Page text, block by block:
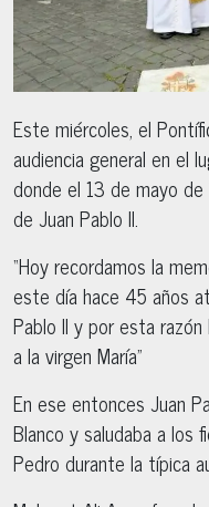
Este miércoles, el
audiencia general en el
donde el 13 de mayo
de Juan Pablo II.
“Hoy recordamos la
este día hace 45 años
Pablo II y por esta
a la virgen María”
En ese entonces Juan
Blanco y saludaba a los
Pedro durante la típica